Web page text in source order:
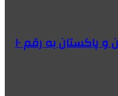
افزایش حجم تجارت بین ایران و پاکستان به رقم ۱۰